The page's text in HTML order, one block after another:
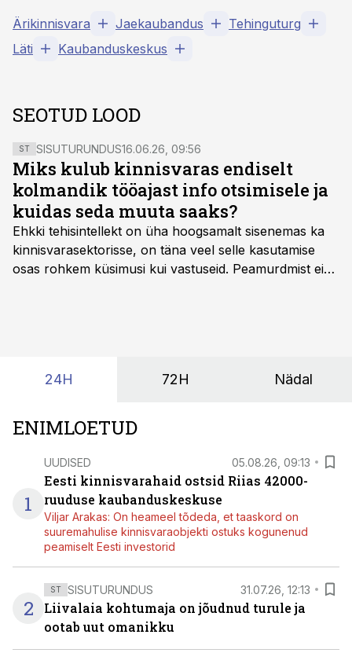
Ärikinnisvara Jaekaubandus
Tehinguturg
Läti
Kaubanduskeskus
SEOTUD LOOD
ST SISUTURUNDUS16.06.26, 09:56
Miks kulub kinnisvaras endiselt
kolmandik tööajast info otsimisele ja
kuidas seda muuta saaks?
Ehkki tehisintellekt on üha hoogsamalt sisenemas ka
kinnisvarasektorisse, on täna veel selle kasutamise
osas rohkem küsimusi kui vastuseid. Peamurdmist ei
24H 72H Nädal
ENIMLOETUD
1
UUDISED 05.08.26, 09:13
Eesti kinnisvarahaid ostsid Riias 42000-
ruuduse kaubanduskeskuse
Viljar Arakas: On heameel tõdeda, et taaskord on
suuremahulise kinnisvaraobjekti ostuks kogunenud
peamiselt Eesti investorid
2
ST SISUTURUNDUS 31.07.26, 12:13
Liivalaia kohtumaja on jõudnud turule ja
ootab uut omanikku